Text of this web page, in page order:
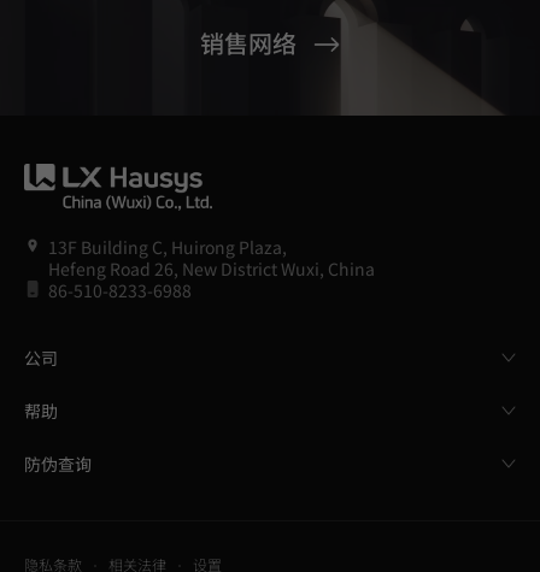
销售网络
13F Building C, Huirong Plaza,
Hefeng Road 26, New District Wuxi, China
86-510-8233-6988
公司
帮助
防伪查询
隐私条款 相关法律 设置